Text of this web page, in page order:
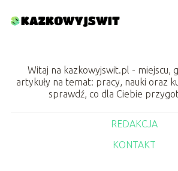
Witaj na kazkowyjswit.pl - miejscu,
artykuły na temat: pracy, nauki oraz
sprawdź, co dla Ciebie
REDAKCJA
KONTAKT